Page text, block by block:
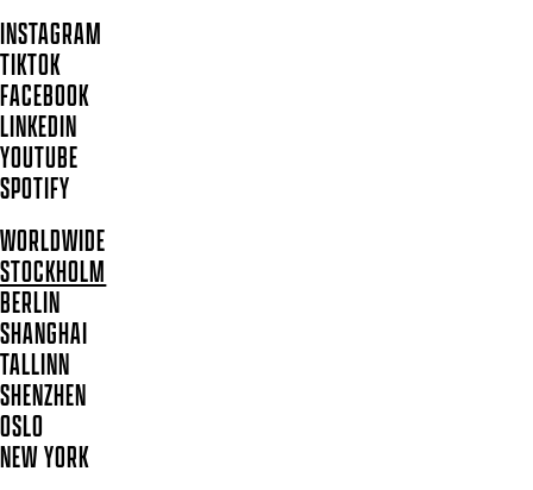
INSTAGRAM
TIKTOK
FACEBOOK
LINKEDIN
YOUTUBE
SPOTIFY
WORLDWIDE
STOCKHOLM
BERLIN
SHANGHAI
TALLINN
SHENZHEN
OSLO
NEW YORK